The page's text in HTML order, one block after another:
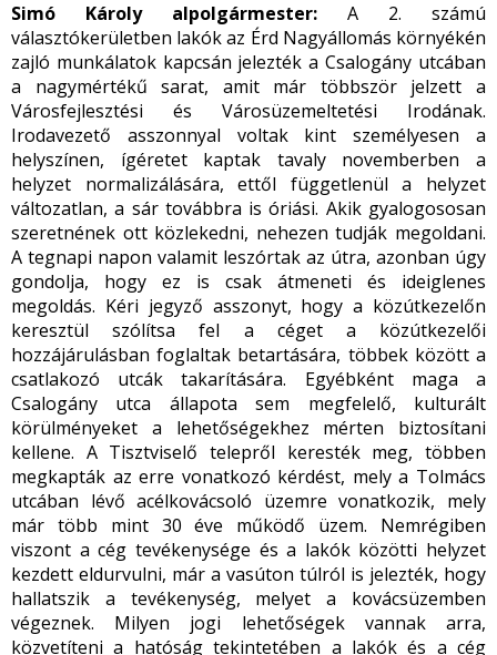
Simó Károly alpolgármester: A 2. számú
választókerületben lakók az Érd Nagyállomás környékén
zajló munkálatok kapcsán jelezték a Csalogány utcában
a nagymértékű sarat, amit már többször jelzett a
Városfejlesztési és Városüzemeltetési Irodának.
Irodavezető asszonnyal voltak kint személyesen a
helyszínen, ígéretet kaptak tavaly novemberben a
helyzet normalizálására, ettől függetlenül a helyzet
változatlan, a sár továbbra is óriási. Akik gyalogososan
szeretnének ott közlekedni, nehezen tudják megoldani.
A tegnapi napon valamit leszórtak az útra, azonban úgy
gondolja, hogy ez is csak átmeneti és ideiglenes
megoldás. Kéri jegyző asszonyt, hogy a közútkezelőn
keresztül szólítsa fel a céget a közútkezelői
hozzájárulásban foglaltak betartására, többek között a
csatlakozó utcák takarítására. Egyébként maga a
Csalogány utca állapota sem megfelelő, kulturált
körülményeket a lehetőségekhez mérten biztosítani
kellene. A Tisztviselő telepről keresték meg, többen
megkapták az erre vonatkozó kérdést, mely a Tolmács
utcában lévő acélkovácsoló üzemre vonatkozik, mely
már több mint 30 éve működő üzem. Nemrégiben
viszont a cég tevékenysége és a lakók közötti helyzet
kezdett eldurvulni, már a vasúton túlról is jelezték, hogy
hallatszik a tevékenység, melyet a kovácsüzemben
végeznek. Milyen jogi lehetőségek vannak arra,
közvetíteni a hatóság tekintetében a lakók és a cég